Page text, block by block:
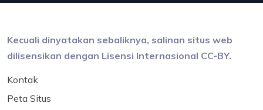
Kecuali dinyatakan sebaliknya, salinan situs web
dilisensikan dengan Lisensi Internasional CC-BY.
Kontak
Peta Situs